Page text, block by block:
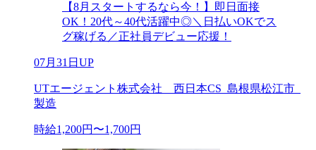
【8月スタートするなら今！】即日面接
OK！20代～40代活躍中◎＼日払いOKでス
グ稼げる／正社員デビュー応援！
07月31日UP
UTエージェント株式会社 西日本CS_島根県松江市_
製造
時給1,200円〜1,700円